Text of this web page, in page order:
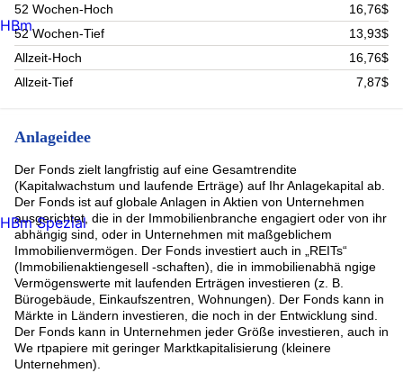
52 Wochen-Hoch
16,76$
52 Wochen-Tief
13,93$
Allzeit-Hoch
16,76$
Allzeit-Tief
7,87$
Anlageidee
Der Fonds zielt langfristig auf eine Gesamtrendite
(Kapitalwachstum und laufende Erträge) auf Ihr Anlagekapital ab.
Der Fonds ist auf globale Anlagen in Aktien von Unternehmen
ausgerichtet, die in der Immobilienbranche engagiert oder von ihr
abhängig sind, oder in Unternehmen mit maßgeblichem
Immobilienvermögen. Der Fonds investiert auch in „REITs“
(Immobilienaktiengesell -schaften), die in immobilienabhä ngige
Vermögenswerte mit laufenden Erträgen investieren (z. B.
Bürogebäude, Einkaufszentren, Wohnungen). Der Fonds kann in
Märkte in Ländern investieren, die noch in der Entwicklung sind.
Der Fonds kann in Unternehmen jeder Größe investieren, auch in
We rtpapiere mit geringer Marktkapitalisierung (kleinere
Unternehmen).
HBm
HBm Spezial